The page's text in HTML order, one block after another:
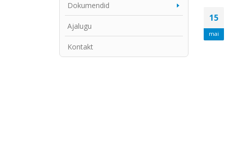
15
mai
Dokumendid
Ajalugu
Kontakt